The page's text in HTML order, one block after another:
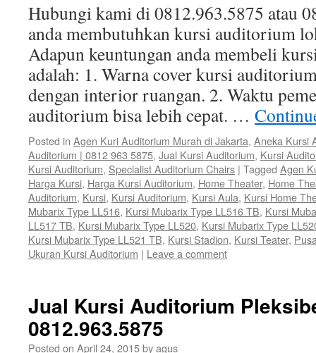
Hubungi kami di 0812.963.5875 atau
anda membutuhkan kursi auditorium
Adapun keuntungan anda membeli
adalah: 1. Warna cover kursi
dengan interior ruangan. 2. Waktu
auditorium bisa lebih cepat. …
Posted in Agen Kuri Auditorium Murah di Jakarta, Aneka Kursi
Auditorium | 0812 963 5875, Jual Kursi Auditorium, Kursi
Kursi Auditorium, Specialist Auditorium Chairs | Tagged Agen
Harga Kursi, Harga Kursi Auditorium, Home Theater, Home
Auditorium, Kursi, Kursi Auditorium, Kursi Aula, Kursi Home
Mubarix Type LL516, Kursi Mubarix Type LL516 TB, Kursi
LL517 TB, Kursi Mubarix Type LL520, Kursi Mubarix Type
Kursi Mubarix Type LL521 TB, Kursi Stadion, Kursi Teater,
Ukuran Kursi Auditorium | Leave a comment
Jual Kursi Auditorium
0812.963.5875
Posted on April 24, 2015byagus